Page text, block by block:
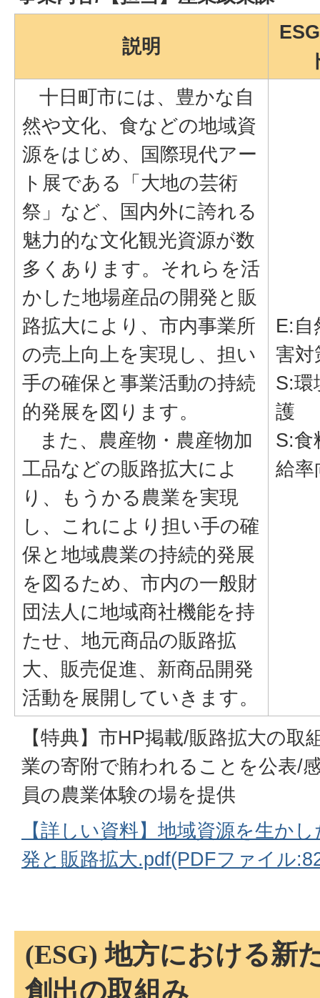
説明
十日町市には、豊かな自
然や文化、食などの地域資
源をはじめ、国際現代アー
ト展である「大地の芸術
祭」など、国内外に誇れる
魅力的な文化観光資源が数
多くあります。それらを活
かした地場産品の開発と販
路拡大により、市内事業所
の売上向上を実現し、担い
手の確保と事業活動の持続
的発展を図ります。
また、農産物・農産物加
工品などの販路拡大によ
り、もうかる農業を実現
し、これにより担い手の確
保と地域農業の持続的発展
を図るため、市内の一般財
団法人に地域商社機能を持
たせ、地元商品の販路拡
大、販売促進、新商品開発
活動を展開していきます。
E:自
害対
S:環
護
S:食
給率
【特典】市HP掲載/販路拡大の取
業の寄附で賄われることを公表/
員の農業体験の場を提供
【詳しい資料】地域資源を生か
発と販路拡大.pdf(PDFファイル
(ESG) 地方における新
創出の取組み